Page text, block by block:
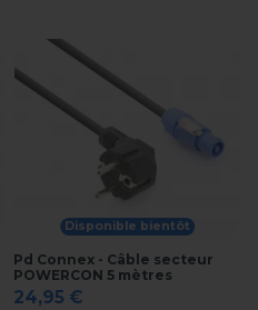
Disponible bientôt
Pd Connex - Câble secteur
POWERCON 5 mètres
24,95 €